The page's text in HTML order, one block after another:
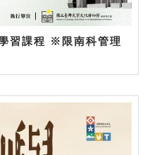
習課程 ※限南科管理